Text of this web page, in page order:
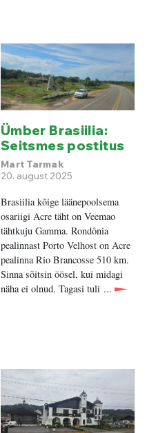
Ümber Brasiilia:
Seitsmes postitus
Mart Tarmak
20. august 2025
Brasiilia kõige läänepoolsema
osariigi Acre täht on Veemao
tähtkuju Gamma. Rondônia
pealinnast Porto Velhost on Acre
pealinna Rio Brancosse 510 km.
Sinna sõitsin öösel, kui midagi
näha ei olnud. Tagasi tuli ...